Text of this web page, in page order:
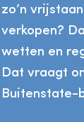
zo’n
verkopen?
wetten en
Dat vraagt
Buitenstate-